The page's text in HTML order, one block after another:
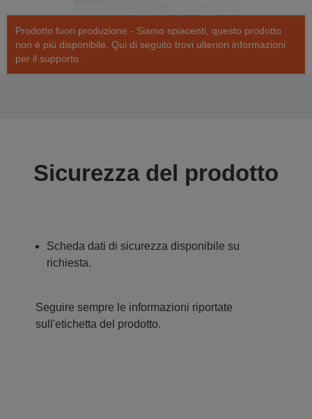
Prodotto fuori produzione - Siamo spiacenti, questo prodotto
non è più disponibile. Qui di seguito trovi ulteriori informazioni
per il supporto.
Sicurezza del prodotto
Scheda dati di sicurezza disponibile su
richiesta.
Seguire sempre le informazioni riportate
sull'etichetta del prodotto.